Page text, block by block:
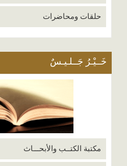
حلقات ومحاضرات
خَــيْـرُ جَــلـيـسٌ
مكتبة الكتــب والأبحـــاث